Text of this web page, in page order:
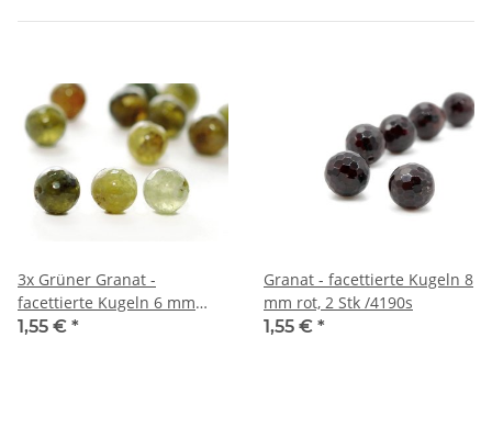
3x Grüner Granat -
facettierte Kugeln 6 mm
/1393s
1,55 € *
Granat - facettierte Kugeln 8
mm rot, 2 Stk /4190s
1,55 € *